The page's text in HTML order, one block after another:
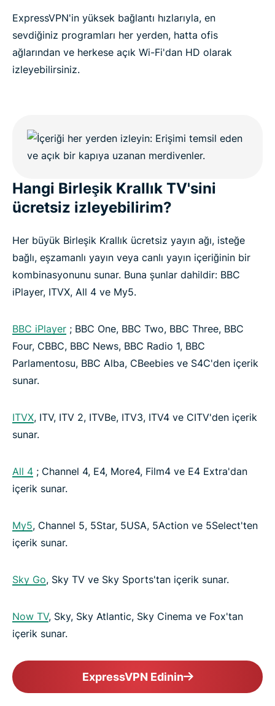
ExpressVPN'in yüksek bağlantı hızlarıyla, en
sevdiğiniz programları her yerden, hatta ofis
ağlarından ve herkese açık Wi-Fi'dan HD olarak
izleyebilirsiniz.
Hangi Birleşik Krallık TV'sini
ücretsiz izleyebilirim?
Her büyük Birleşik Krallık ücretsiz yayın ağı, isteğe
bağlı, eşzamanlı yayın veya canlı yayın içeriğinin bir
kombinasyonunu sunar. Buna şunlar dahildir: BBC
iPlayer, ITVX, All 4 ve My5.
BBC iPlayer ; BBC One, BBC Two, BBC Three, BBC
Four, CBBC, BBC News, BBC Radio 1, BBC
Parlamentosu, BBC Alba, CBeebies ve S4C'den içerik
sunar.
ITVX, ITV, ITV 2, ITVBe, ITV3, ITV4 ve CITV'den içerik
sunar.
All 4 ; Channel 4, E4, More4, Film4 ve E4 Extra'dan
içerik sunar.
My5, Channel 5, 5Star, 5USA, 5Action ve 5Select'ten
içerik sunar.
Sky Go, Sky TV ve Sky Sports'tan içerik sunar.
Now TV, Sky, Sky Atlantic, Sky Cinema ve Fox'tan
içerik sunar.
ExpressVPN Edinin